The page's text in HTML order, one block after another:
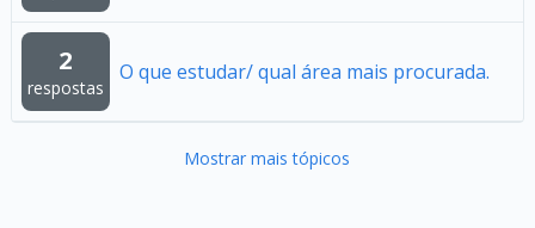
2
respostas
O que estudar/ qual área mais procurada.
Mostrar mais tópicos